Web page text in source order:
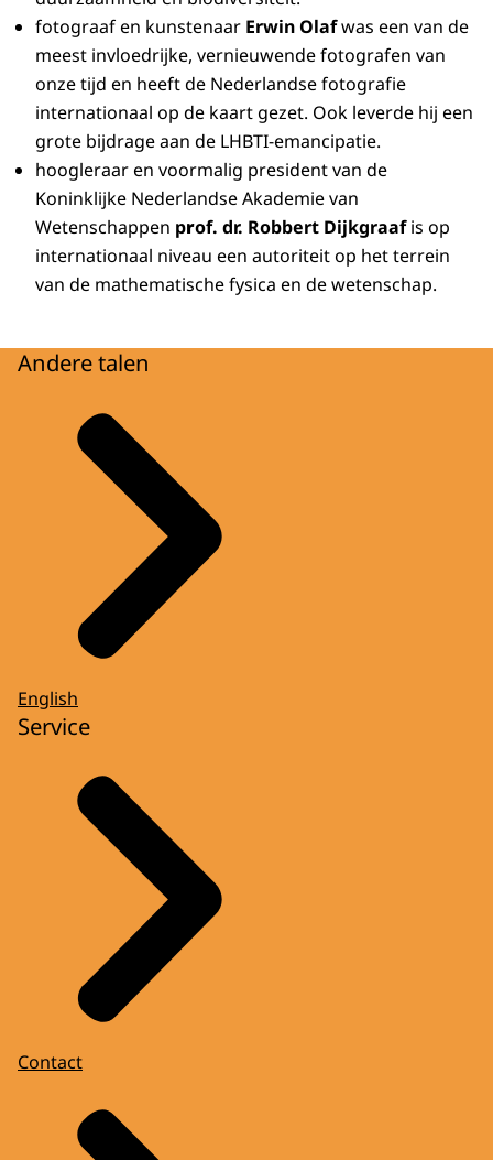
fotograaf en kunstenaar Erwin Olafwas een van de
meest invloedrijke, vernieuwende fotografen van
onze tijd en heeft de Nederlandse fotografie
internationaal op de kaart gezet. Ook leverde hij een
grote bijdrage aan de LHBTI-emancipatie.
hoogleraar en voormalig president van de
Koninklijke Nederlandse Akademie van
Wetenschappen prof. dr. Robbert Dijkgraafis op
internationaal niveau een autoriteit op het terrein
van de mathematische fysica en de wetenschap.
Andere talen
English
Service
Contact